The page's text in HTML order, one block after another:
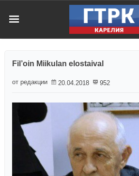
Fil’oin Miikulan elostaival
от редакции 20.04.2018 952